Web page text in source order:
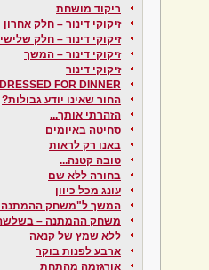
ריקוד מושחת
זיקוקי דינור – חלק אחרון
זיקוקי דינור – חלק שלישי
זיקוקי דינור – המשך
זיקוקי דינור
DRESSED FOR DINNER
החור שאינו יודע גבולות?
הזהרתי אותך...
סחיטה באיומים
באנו רק לראות
טובה קטנה...
בחורה ללא שם
עונג מכל כיוון
המשך ל"משחק ההמתנה
משחק ההמתנה –
ללא שמץ של קנאה
ארבע לפנות בוקר
אורגזמה מהתחת